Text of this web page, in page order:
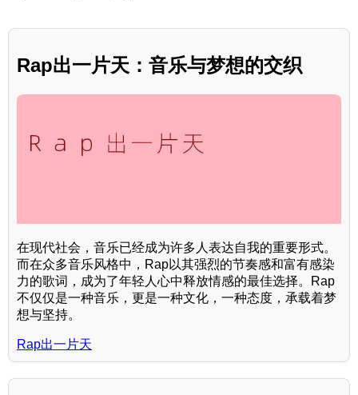
Rap出一片天：音乐与梦想的交织
在现代社会，音乐已经成为许多人表达自我的重要形式。
而在众多音乐风格中，Rap以其强烈的节奏感和富有感染
力的歌词，成为了年轻人心中释放情感的最佳选择。Rap
不仅仅是一种音乐，更是一种文化，一种态度，承载着梦
想与坚持。
Rap出一片天